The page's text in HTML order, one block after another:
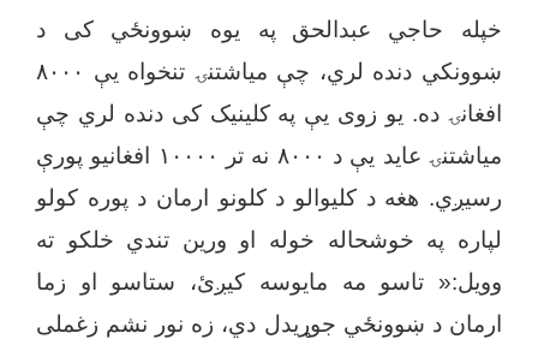
خپله حاجي عبدالحق
په یوه ښوونځي کی د
ښوونکي دنده لري، چې میاشتنۍ تنخوا هیې ۸۰۰۰
افغانۍ ده.یو زوی یې په کلینیک کی دنده لري چې
میاشتنۍ عاید یې د ۸۰۰۰نه تر ۱۰۰۰۰افغانیو پورې
رسیږي. هغه د کلیوالو د کلونو ارمان د پوره کولو
لپاره په خوشحاله خوله او ورین تندي خلکو ته
وویل:« تاسو مه مایوسه کیږئ، ستاسو او زما
ارمان د ښوونځي جوړیدل دي، زه نور نشم زغملی